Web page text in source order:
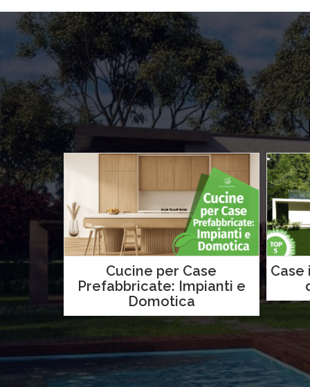
Cucine per Case
Prefabbricate: Impianti e
Domotica
Case